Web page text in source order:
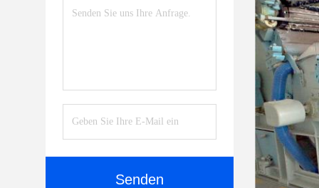
Senden